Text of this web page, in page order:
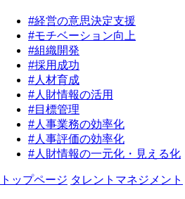
#経営の意思決定支援
#モチベーション向上
#組織開発
#採用成功
#人材育成
#人財情報の活用
#目標管理
#人事業務の効率化
#人事評価の効率化
#人財情報の一元化・見える化
トップページ タレントマネジメント